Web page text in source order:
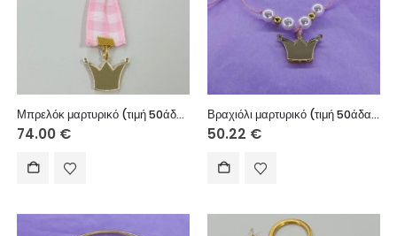
Μπρελόκ μαρτυρικό (τιμή 50άδας)
74.00 €
Βραχιόλι μαρτυρικό (τιμή 50άδας) – θέμα επιλογής σας
50.22 €